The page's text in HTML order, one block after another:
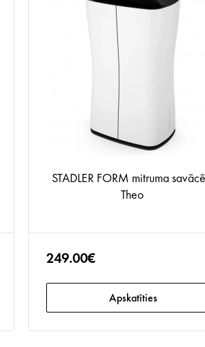
STADLER FORM mitruma
Theo
249.00€
Apskatīties